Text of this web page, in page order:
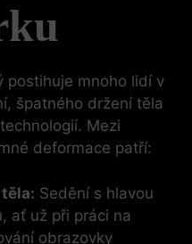
postihuje mnoho lidí v
špatného držení těla
Mezi
deformace patří:
Sedění s hlavou
ať už při práci na
obrazovky